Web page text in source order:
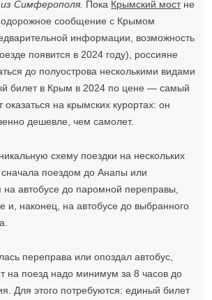
Симферополя. Пока Крымский мостне
сообщение с Крымом
информации, возможность
появится в 2024 году), россияне
до полуострова несколькими видами
билет в Крым в 2024 по цене — самый
оказаться на крымских курортах: он
дешевле, чем самолет.
схему поездки на нескольких
сначала поездом до Анапы или
на автобусе до паромной переправы,
наконец, на автобусе до выбранного
переправа или опоздал автобус,
на поезд надо минимум за 8 часов до
Для этого потребуются: единый билет